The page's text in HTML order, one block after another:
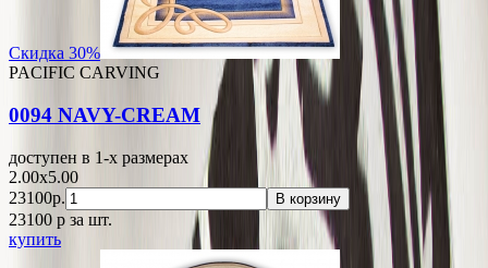
Скидка 30%
PACIFIC CARVING
0094 NAVY-CREAM
доступен в 1-x размерах
2.00x5.00
23100р.
В корзину
23100 p за шт.
купить